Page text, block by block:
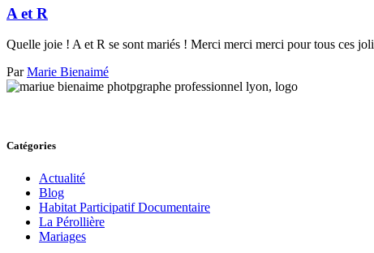
A et R
Quelle joie ! A et R se sont mariés ! Merci merci merci pour tous ces
ParMarie Bienaimé
Catégories
Actualité
Blog
Habitat Participatif Documentaire
La Pérollière
Mariages